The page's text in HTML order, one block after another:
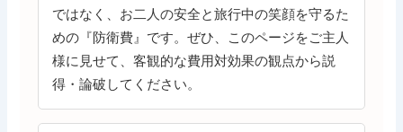
ではなく、お二人の安全と旅行中の笑顔を守るた
めの『防衛費』です。ぜひ、このページをご主人
様に見せて、客観的な費用対効果の観点から説
得・論破してください。